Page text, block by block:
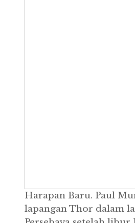
Harapan Baru. Paul
lapangan Thor dalam